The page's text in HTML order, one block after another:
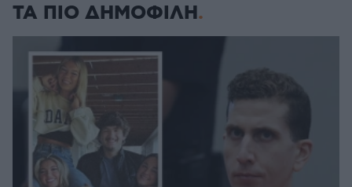
ΤΑ ΠΙΟ ΔΗΜΟΦΙΛΗ